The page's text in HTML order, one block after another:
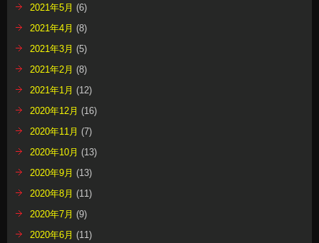
2021年5月 (6)
2021年4月 (8)
2021年3月 (5)
2021年2月 (8)
2021年1月 (12)
2020年12月 (16)
2020年11月 (7)
2020年10月 (13)
2020年9月 (13)
2020年8月 (11)
2020年7月 (9)
2020年6月 (11)